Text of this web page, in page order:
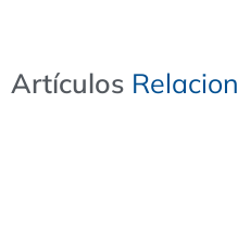
Artículos Relacion